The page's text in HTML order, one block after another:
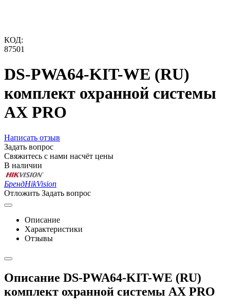
КОД:
87501
DS-PWA64-KIT-WE (RU)
комплект охранной системы
AX PRO
Написать отзыв
Задать вопрос
Свяжитесь с нами насчёт цены
В наличии
БрендHikVision
Отложить Задать вопрос
Описание
Характеристики
Отзывы
Описание DS-PWA64-KIT-WE (RU)
комплект охранной системы AX PRO